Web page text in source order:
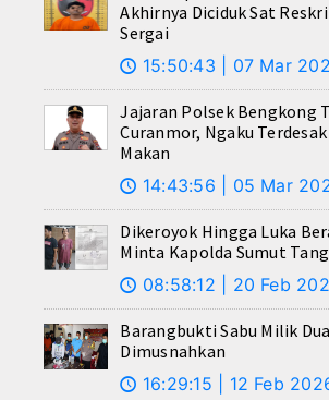
Akhirnya Diciduk Sat
Sergai
🕔 15:50:43 | 07 Mar
Jajaran Polsek Bengkong
Curanmor, Ngaku
Makan
🕔 14:43:56 | 05 Mar
Dikeroyok Hingga Luka
Minta Kapolda Sumut
🕔 08:58:12 | 20 Feb
Barangbukti Sabu Milik
Dimusnahkan
🕔 16:29:15 | 12 Feb